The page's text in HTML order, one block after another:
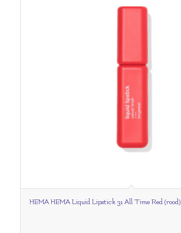
HEMA HEMA Liquid Lipstick 31 All Time Red (rood)